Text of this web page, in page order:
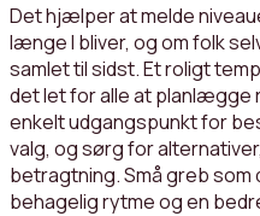
Det hjælper at melde
længe I bliver, og om folk
samlet til sidst. Et roligt
det let for alle at planlægge
enkelt udgangspunkt for
valg, og sørg for
betragtning. Små greb som
behagelig rytme og en